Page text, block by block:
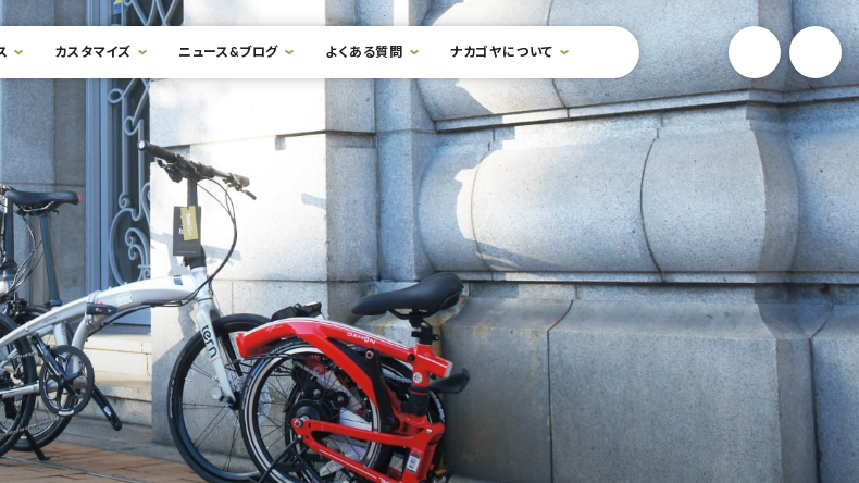
カスタマイズ ニュース&ブログ よくある質問 ナカゴヤについて 検索フォームを開閉する YouTube